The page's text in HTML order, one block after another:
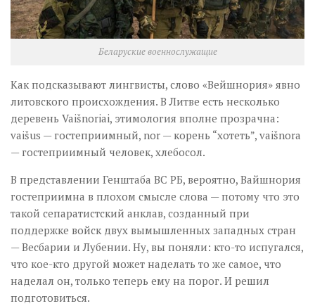
Беларуские военнослужащие
Как подсказывают лингвисты, слово «Вейшнория» явно
литовского происхождения. В Литве есть несколько
деревень Vaišnoriai, этимология вполне прозрачна:
vaišus — гостеприимный, nor — корень “хотеть”, vaišnora
— гостеприимный человек, хлебосол.
В представлении Генштаба ВС РБ, вероятно, Вайшнория
гостеприимна в плохом смысле слова — потому что это
такой сепаратистский анклав, созданный при
поддержке войск двух вымышленных западных стран
— Весбарии и Лубении. Ну, вы поняли: кто-то испугался,
что кое-кто другой может наделать то же самое, что
наделал он, только теперь ему на порог. И решил
подготовиться.